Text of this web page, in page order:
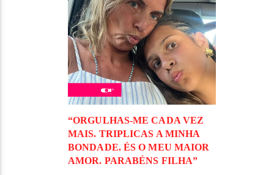
“ORGULHAS-ME CADA VEZ
MAIS. TRIPLICAS A MINHA
BONDADE. ÉS O MEU MAIOR
AMOR. PARABÉNS FILHA”